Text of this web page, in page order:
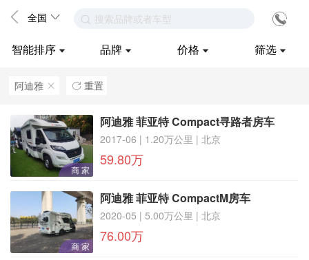
全国 搜索品牌或者车型
智能排序 品牌 价格 筛选
阿迪雅 ဆ  重置
商 家
阿迪雅 菲亚特 Compact寻路者房车
2017-06 | 1.20万公里 | 北京
59.80万
商 家
阿迪雅 菲亚特 CompactM房车
2020-05 | 5.00万公里 | 北京
76.00万